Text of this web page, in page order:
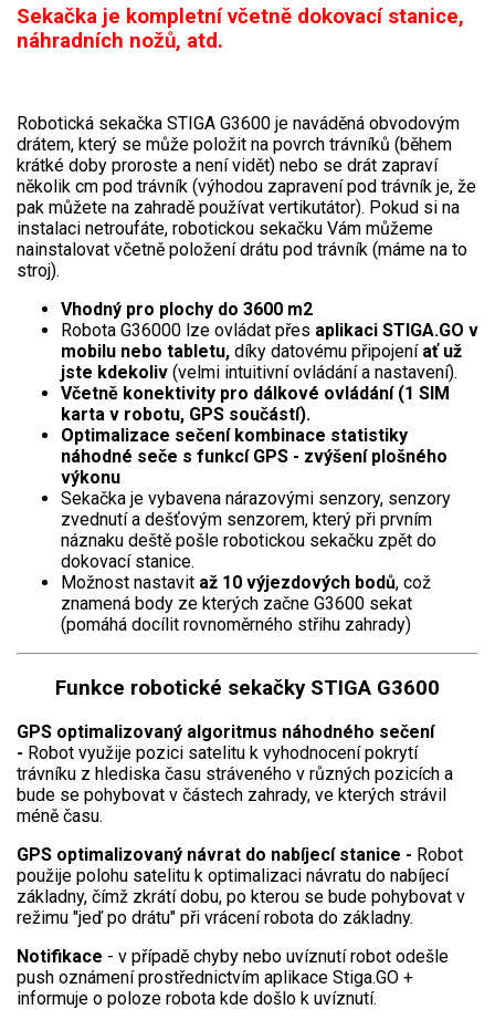
Aku AL-KO
VARI
VARI malotraktory
VARI multifunkční nosiče
Sněhové frézy
Vertikutátory
Kultivátory
Nůžky na živý plot
Vysavače a foukače
Elektrocentrály
Štěpkovače a drtiče
Elektrické skútry
Elektrické tříkolky pro seniory
Elektrické tříkolky pracovní
Elektrické čtyřkolky
Náhradní díly
Náhradní díly pro motorové pily
Zahradní traktory
Řetězové pily
Sekačka je kompletní včetně dokovací stanice,
náhradních nožů, atd.
Robotická sekačka STIGA G3600 je naváděná obvodovým
drátem, který se může položit na povrch trávníků (během
krátké doby proroste a není vidět) nebo se drát zapraví
několik cm pod trávník (výhodou zapravení pod trávník je, že
pak můžete na zahradě používat vertikutátor). Pokud si na
instalaci netroufáte, robotickou sekačku Vám můžeme
nainstalovat včetně položení drátu pod trávník (máme na to
stroj).
Vhodný pro plochy do 3600 m2
Robota G36000 lze ovládat přes aplikaci STIGA.GO v
mobilu nebo tabletu, díky datovému připojení ať už
jste kdekoliv (velmi intuitivní ovládání a nastavení).
Včetně konektivity pro dálkové ovládání (1 SIM
karta v robotu, GPS součástí).
Optimalizace sečení kombinace statistiky
náhodné seče s funkcí GPS - zvýšení plošného
výkonu
Sekačka je vybavena nárazovými senzory, senzory
zvednutí a dešťovým senzorem, který při prvním
náznaku deště pošle robotickou sekačku zpět do
dokovací stanice.
Možnost nastavit až 10 výjezdových bodů, což
znamená body ze kterých začne G3600 sekat
(pomáhá docílit rovnoměrného střihu zahrady)
Funkce robotické sekačky STIGA G3600
GPS optimalizovaný algoritmus náhodného sečení
- Robot využije pozici satelitu k vyhodnocení pokrytí
trávníku z hlediska času stráveného v různých pozicích a
bude se pohybovat v částech zahrady, ve kterých strávil
méně času.
GPS optimalizovaný návrat do nabíjecí stanice - Robot
použije polohu satelitu k optimalizaci návratu do nabíjecí
základny, čímž zkrátí dobu, po kterou se bude pohybovat v
režimu "jeď po drátu" při vrácení robota do základny.
Notifikace - v případě chyby nebo uvíznutí robot odešle
push oznámení prostřednictvím aplikace Stiga.GO +
informuje o poloze robota kde došlo k uvíznutí.